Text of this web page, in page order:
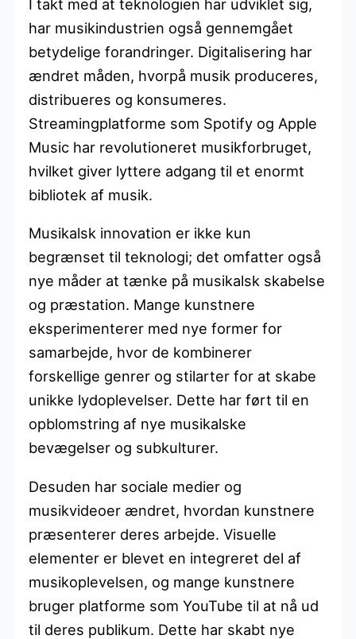
I takt med at teknologien har udviklet sig,
har musikindustrien også gennemgået
betydelige forandringer. Digitalisering har
ændret måden, hvorpå musik produceres,
distribueres og konsumeres.
Streamingplatforme som Spotify og Apple
Music har revolutioneret musikforbruget,
hvilket giver lyttere adgang til et enormt
bibliotek af musik.
Musikalsk innovation er ikke kun
begrænset til teknologi; det omfatter også
nye måder at tænke på musikalsk skabelse
og præstation. Mange kunstnere
eksperimenterer med nye former for
samarbejde, hvor de kombinerer
forskellige genrer og stilarter for at skabe
unikke lydoplevelser. Dette har ført til en
opblomstring af nye musikalske
bevægelser og subkulturer.
Desuden har sociale medier og
musikvideoer ændret, hvordan kunstnere
præsenterer deres arbejde. Visuelle
elementer er blevet en integreret del af
musikoplevelsen, og mange kunstnere
bruger platforme som YouTube til at nå ud
til deres publikum. Dette har skabt nye